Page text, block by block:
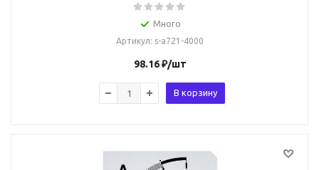
Много
Артикул: s-a721-4000
98.16₽/шт
В корзину